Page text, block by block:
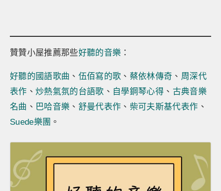
贊贊小屋推薦那些好聽的音樂 ：
好聽的國語歌曲 、 伍佰寫的歌 、 蔡依林傳奇 、 周深代
表作 、炒熱氣氛的台語歌 、 自學鋼琴心得 、 古典音樂
名曲 、 巴哈音樂 、 舒曼代表作 、 柴可夫斯基代表作 、
Suede樂團 。